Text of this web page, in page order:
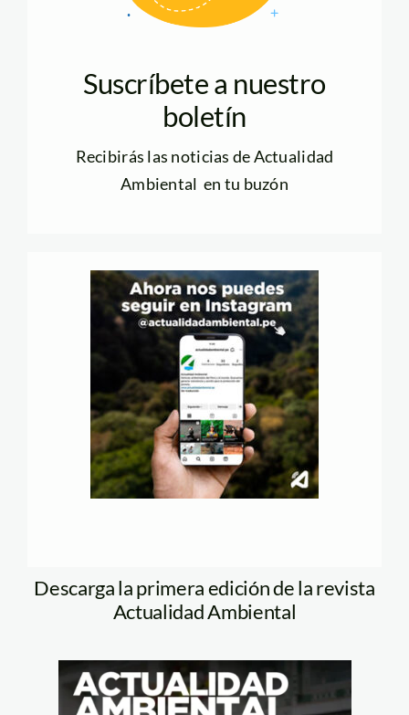
Suscríbete a nuestro
boletín
Recibirás las noticias de Actualidad
Ambiental en tu buzón
Descarga la primera edición de la revista
Actualidad Ambiental